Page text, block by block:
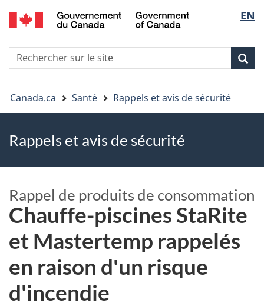
Skip
to
Skip
to
Passer
à
HTML
de
la
EN
Recherche
Vous
êtes
ici
Canada.ca Santé Rappels et avis de sécurité
Rappels et avis de sécurité
Rappel de produits de consommation
Chauffe-piscines StaRite
et Mastertemp rappelés
en raison d'un risque
d'incendie